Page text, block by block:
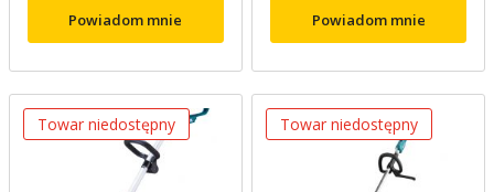
Powiadom mnie Powiadom mnie
Towar niedostępny Towar niedostępny